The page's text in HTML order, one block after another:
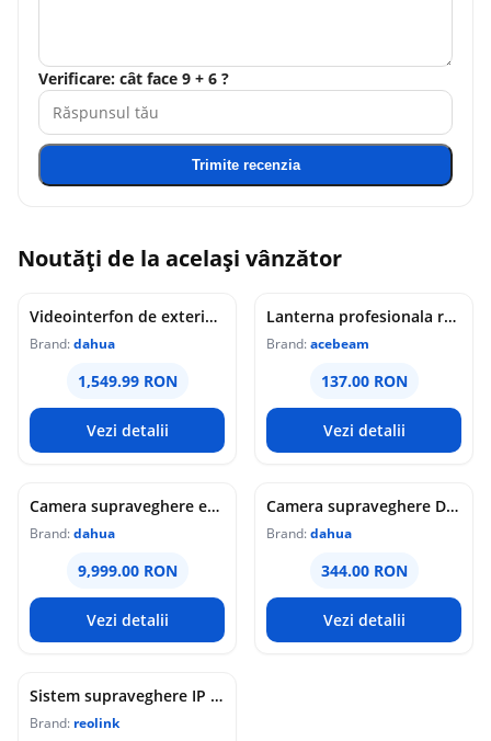
Verificare: cât face 9 + 6 ?
Trimite recenzia
Noutăți de la același vânzător
Videointerfon de exterior IP WiFi Dahua VTO6631QB-WP, 2MP, ecran 5 inch, acces prin PIN/recunoastere faciala/card/Bluetooth, slot card, microfon/difuzor, PoE
Brand:dahua
1,549.99 RON
Vezi detalii
Lanterna profesionala reincarcabila Acebeam Pokelit AA, 1000 lumeni, 105 m, gri
Brand:acebeam
137.00 RON
Vezi detalii
Camera supraveghere exterior analogica Dome cu iluminare duala Dahua HAC-HDW1549X-IL-A-PRO-0360B-DIP, 5 MP, 2.8 mm, IR/lumina calda 50 m, microfon dublu
Brand:dahua
9,999.00 RON
Vezi detalii
Camera supraveghere Dome analogica Dahua WizColor HAC-HDW1549X-A-PRO-0360B-DIP, 5 MP, 3.6 mm, lumina calda 50 m, microfon dublu
Brand:dahua
344.00 RON
Vezi detalii
Sistem supraveghere IP Dome Reolink Color Night Vision NVS16-12MD8, 8 camere, 12 MP, IR / lumina alba 30 m, 4 mm, microfon si difuzor, detectie om/vehicul/animal, PoE, HDD 4 TB inclus
Brand: reolink